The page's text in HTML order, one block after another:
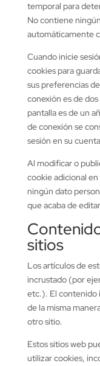
temporal para
No contiene
automáticamente
Cuando inicie
cookies para
sus preferencias
conexión es de
pantalla es de un
de conexión se
sesión en su
Al modificar o
cookie adicional
ningún dato
que acaba de
sitios
Los artículos de
incrustado (por
etc.). El contenido
de la misma
otro sitio.
Estos sitios web
utilizar cookies,